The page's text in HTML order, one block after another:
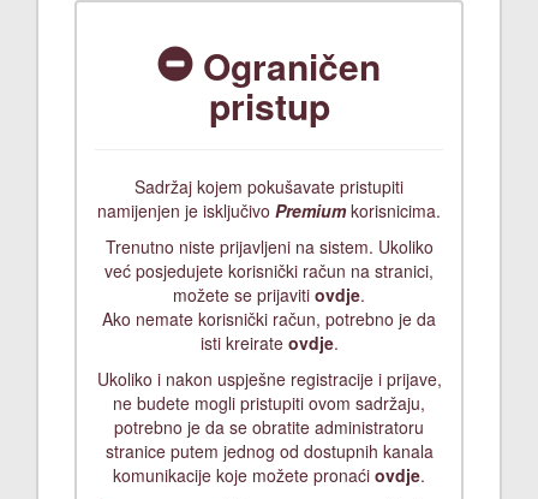
Ograničen
pristup
Sadržaj kojem pokušavate pristupiti
namijenjen je isključivo Premiumkorisnicima.
Trenutno niste prijavljeni na sistem. Ukoliko
već posjedujete korisnički račun na stranici,
možete se prijaviti ovdje.
Ako nemate korisnički račun, potrebno je da
isti kreirate ovdje.
Ukoliko i nakon uspješne registracije i prijave,
ne budete mogli pristupiti ovom sadržaju,
potrebno je da se obratite administratoru
stranice putem jednog od dostupnih kanala
komunikacije koje možete pronaći ovdje.